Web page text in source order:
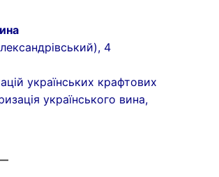
4
українських крафтових
українського вина,